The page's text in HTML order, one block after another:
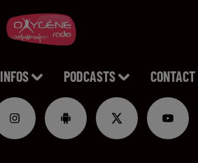
INFOS PODCASTS CONTACT